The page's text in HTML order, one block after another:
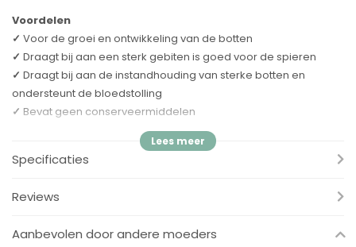
Voordelen
✓ Voor de groei en ontwikkeling van de botten
✓ Draagt bij aan een sterk gebiten is goed voor de spieren
✓ Draagt bij aan de instandhouding van sterke botten en
ondersteunt de bloedstolling
✓ Bevat geen conserveermiddelen
Calcium is nodig voor de normale groei en ontwikkeling van
botaanmaak en verhoogt de opname van calcium in de botten.
en ondersteunt de bloedstolling.
Specificaties
Reviews
Aanbevolen door andere moeders